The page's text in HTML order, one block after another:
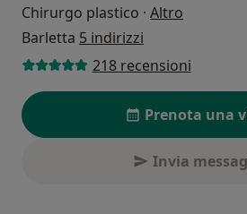
Chirurgo plastico · Altro
Barletta 5 indirizzi
218 recensioni
Prenota una
Invia